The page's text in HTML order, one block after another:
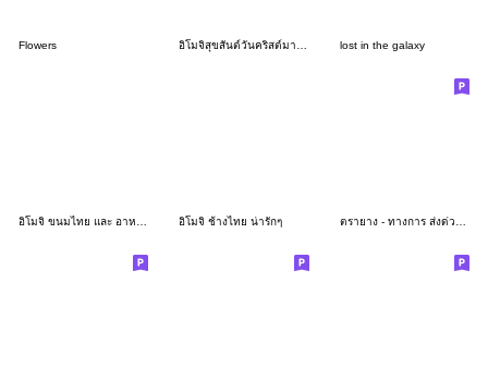
Flowers อิโมจิสุขสันต์วันคริสต์มาสแสนน่ารัก lost in the galaxy
อิโมจิ ช้างไทย น่ารักๆ